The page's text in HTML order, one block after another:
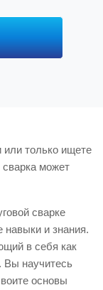
только ищете
может
сварке
навыки и знания.
в себя как
Вы научитесь
основы